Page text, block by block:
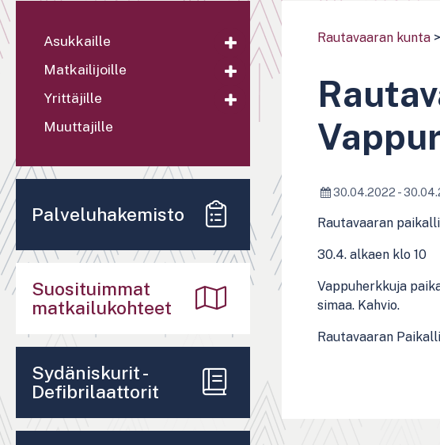
Rautavaaran kunta >
30.04.2022 -
Rautavaaran
30.4. alkaen klo 10
Vappuherkkuja
simaa. Kahvio.
Rautavaaran
Asukkaille
Matkailijoille
Yrittäjille
Muuttajille
Palveluhakemisto
Suosituimmat
matkailukohteet
Sydäniskurit -
Defibrilaattorit